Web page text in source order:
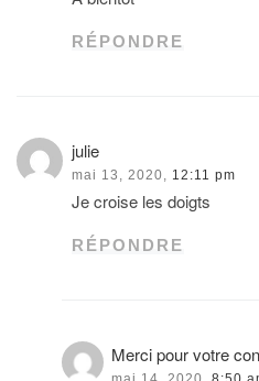
RÉPONDRE
julie
mai 13, 2020, 12:11 pm
Je croise les doigts
RÉPONDRE
Merci pour votre